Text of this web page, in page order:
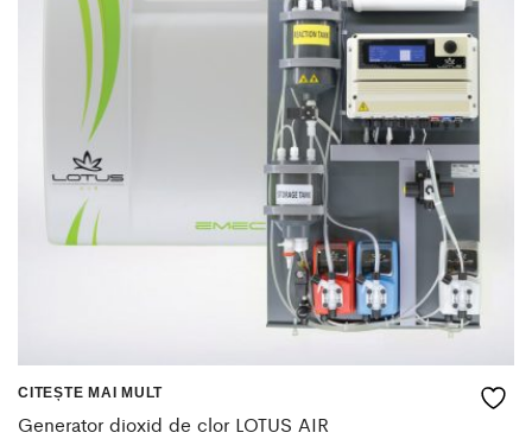
CITEȘTE MAI MULT
Generator dioxid de clor LOTUS AIR